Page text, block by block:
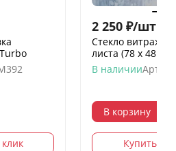
2 250 ₽/шт.
Стекло
листа (78 х 48 см)
В наличии
В корзину
Купить в